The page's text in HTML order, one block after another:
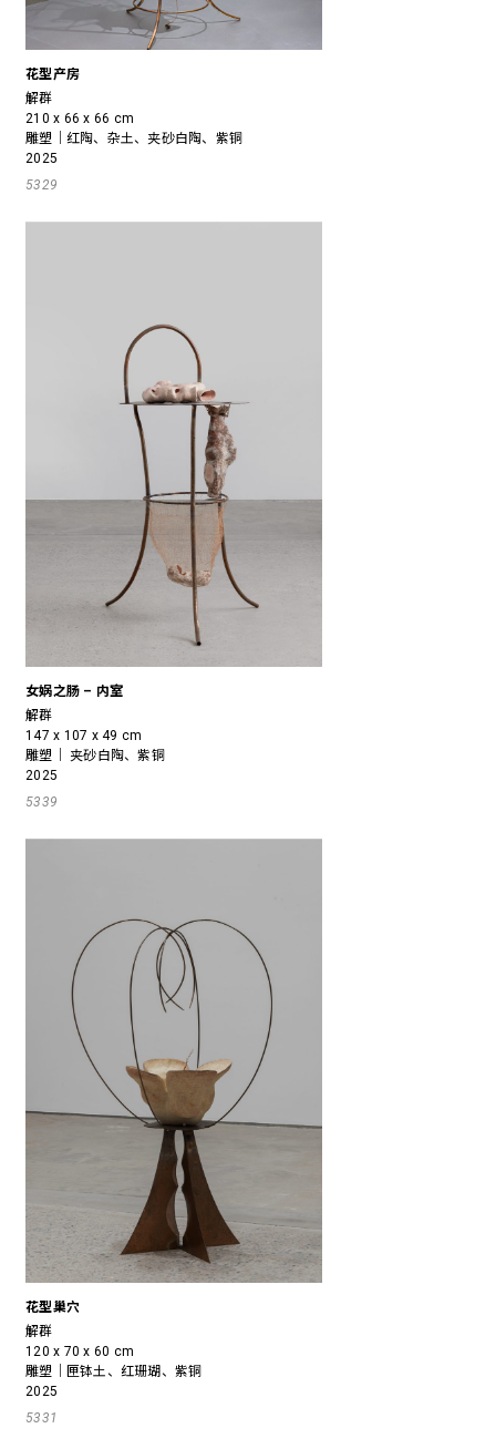
花型产房
解群
210 x 66 x 66 cm
雕塑｜红陶、杂土、夹砂白陶、紫铜
2025
5329
女娲之肠 – 内室
解群
147 x 107 x 49 cm
雕塑｜ 夹砂白陶、紫铜
2025
5339
花型巢穴
解群
120 x 70 x 60 cm
雕塑｜匣钵土、红珊瑚、紫铜
2025
5331